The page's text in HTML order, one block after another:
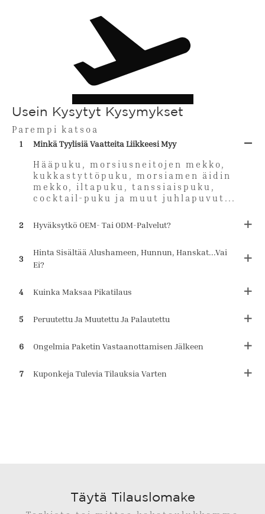
Usein Kysytyt Kysymykset
Parempi katsoa
1 Minkä Tyylisiä Vaatteita Liikkeesi Myy
Hääpuku, morsiusneitojen mekko,
kukkastyttöpuku, morsiamen äidin
mekko, iltapuku, tanssiaispuku,
cocktail-puku ja muut juhlapuvut...
2 Hyväksytkö OEM- Tai ODM-Palvelut?
3
Hinta Sisältää Alushameen, Hunnun, Hanskat...vai
Ei?
4 Kuinka Maksaa Pikatilaus
5 Peruutettu Ja Muutettu Ja Palautettu
6 Ongelmia Paketin Vastaanottamisen Jälkeen
7 Kuponkeja Tulevia Tilauksia Varten
Täytä Tilauslomake